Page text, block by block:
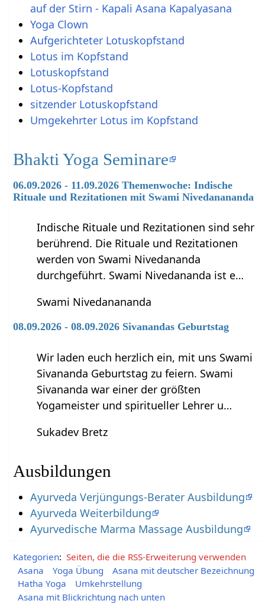
auf der Stirn - Kapali Asana Kapalyasana
Yoga Clown
Aufgerichteter Lotuskopfstand
Lotus im Kopfstand
Lotuskopfstand
Lotus-Kopfstand
sitzender Lotuskopfstand
Umgekehrter Lotus im Kopfstand
Bhakti Yoga Seminare
06.09.2026 - 11.09.2026 Themenwoche: Indische
Rituale und Rezitationen mit Swami Nivedanananda
Indische Rituale und Rezitationen sind sehr
berührend. Die Rituale und Rezitationen
werden von Swami Nivedananda
durchgeführt. Swami Nivedananda ist e…
Swami Nivedanananda
08.09.2026 - 08.09.2026 Sivanandas Geburtstag
Wir laden euch herzlich ein, mit uns Swami
Sivananda Geburtstag zu feiern. Swami
Sivananda war einer der größten
Yogameister und spiritueller Lehrer u…
Sukadev Bretz
Ausbildungen
Ayurveda Verjüngungs-Berater Ausbildung
Ayurveda Weiterbildung
Ayurvedische Marma Massage Ausbildung
Kategorien: Seiten, die die RSS-Erweiterung verwenden
Asana
Yoga Übung
Asana mit deutscher Bezeichnung
Hatha Yoga
Umkehrstellung
Asana mit Blickrichtung nach unten